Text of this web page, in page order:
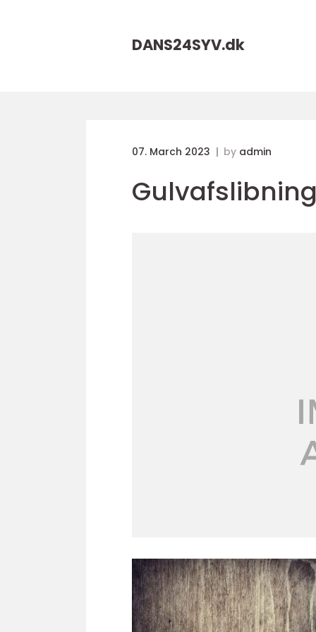
DANS24SYV.dk
07. March 2023 by admin